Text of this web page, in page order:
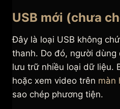
USB mới (chưa
Đây là loại USB không
thanh. Do đó, người
lưu trữ nhiều loại dữ liệu.
hoặc xem video trên màn
sao chép phương tiện.